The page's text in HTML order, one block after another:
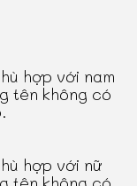
hợp với nam
tên không có
hợp với nữ